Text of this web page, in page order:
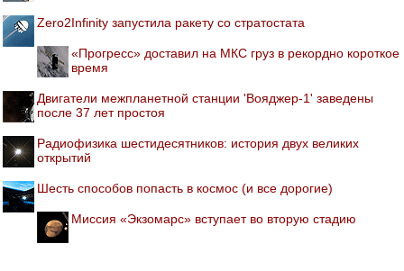
Zero2Infinity запустила ракету со стратостата
«Прогресс» доставил на МКС груз в рекордно короткое
время
Двигатели межпланетной станции 'Вояджер-1' заведены
после 37 лет простоя
Радиофизика шестидесятников: история двух великих
открытий
Шесть способов попасть в космос (и все дорогие)
Миссия «Экзомарс» вступает во вторую стадию